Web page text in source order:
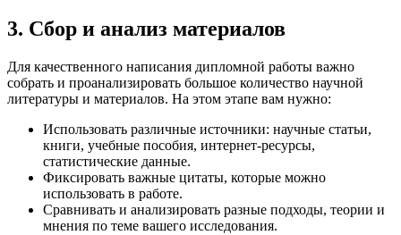
3. Сбор и анализ материалов
Для качественного написания дипломной работы важно
собрать и проанализировать большое количество научной
литературы и материалов. На этом этапе вам нужно:
Использовать различные источники: научные статьи,
книги, учебные пособия, интернет-ресурсы,
статистические данные.
Фиксировать важные цитаты, которые можно
использовать в работе.
Сравнивать и анализировать разные подходы, теории и
мнения по теме вашего исследования.